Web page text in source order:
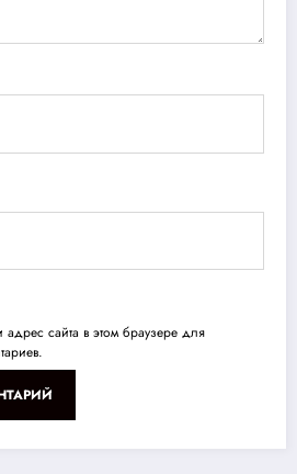
сайта в этом браузере для